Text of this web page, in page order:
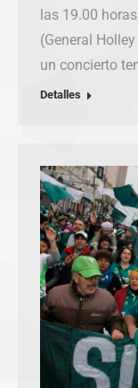
las 19.00
(General
un concierto
Detalles